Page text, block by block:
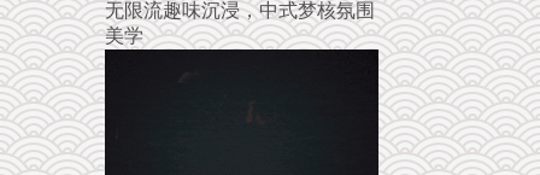
无限流趣味沉浸，中式梦核氛围
美学